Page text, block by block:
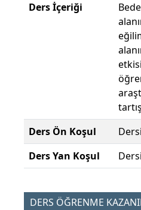
Ders İçeriği
Ders Ön Koşul
Ders Yan Koşul
DERS ÖĞRENME